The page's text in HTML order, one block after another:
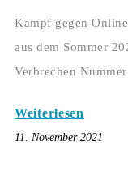
Kampf gegen
aus dem Sommer
Verbrechen
Weiterlesen
11. November 2021